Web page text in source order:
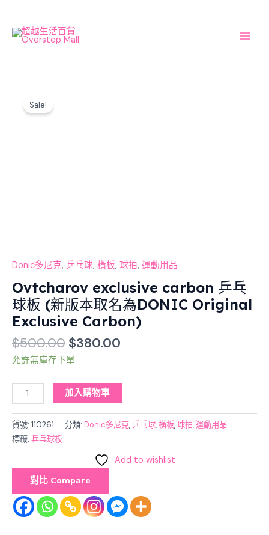
content
Sale!
Donic多尼克, 乒乓球, 橫板, 球拍, 運動用品
Ovtcharov exclusive carbon 乒乓
球板 (新版本取名為DONIC Original
Exclusive Carbon)
$500.00 $380.00
允許無庫存下單
exclusive
為
Original
Exclusive
Carbon)
數
量
加入購物車
貨號: 110261 分類: Donic多尼克,乒乓球,橫板,球拍,運動用品
標籤: 乒乓球板
Add to wishlist
對比 Compare